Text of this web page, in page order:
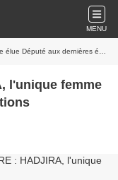
MENU
Député aux dernières éléctions
l'unique femme